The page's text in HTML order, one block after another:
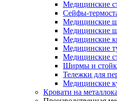
Медицинские
Сейфы-
Медицинские
Медицинские
Медицинские
Медицинские
Медицинские
Ширмы и
Тележки для
Медицинские
Кровати на